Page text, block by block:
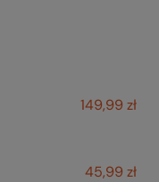
149,99 zł
45,99 zł